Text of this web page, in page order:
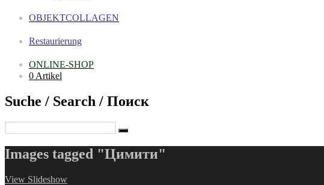
OBJEKTCOLLAGEN
Restaurierung
ONLINE-SHOP
0 Artikel
Suche / Search / Поиск
Images tagged "Цимити"
View Slideshow